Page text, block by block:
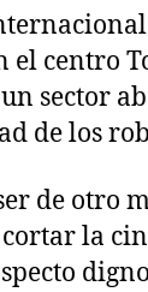
a
e
n
r
d
a
el centro
sector
de los
de otro
la